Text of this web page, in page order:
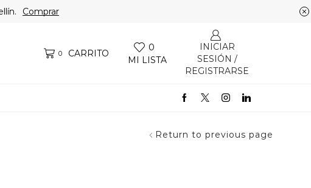
Comprar
0 CARRITO
0
MI LISTA
INICIAR
SESIÓN /
REGISTRARSE
Return to previous page